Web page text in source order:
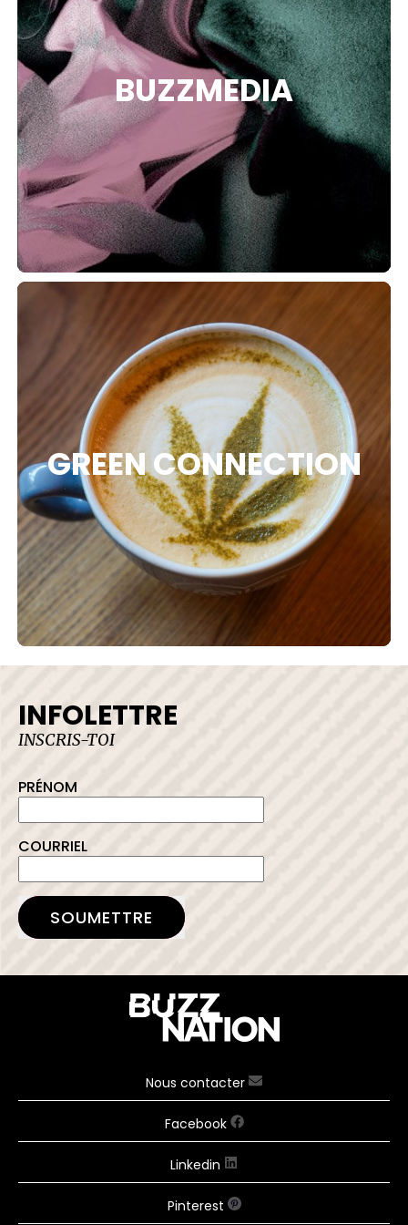
PROTECTION
AVEC NOUS
BUZZMEDIA
GREEN CONNECTION
INFOLETTRE
INSCRIS-TOI
PRÉNOM
COURRIEL
SOUMETTRE
Nous contacter
Facebook
Linkedin
Pinterest